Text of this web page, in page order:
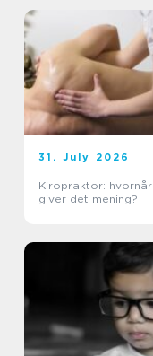
31. July 2026
Kiropraktor: hvornår
giver det mening?